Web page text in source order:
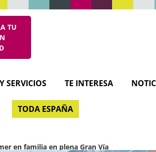
TU
SERVICIOS TE INTERESA
TODA ESPAÑA
en familia en plena Gran Vía